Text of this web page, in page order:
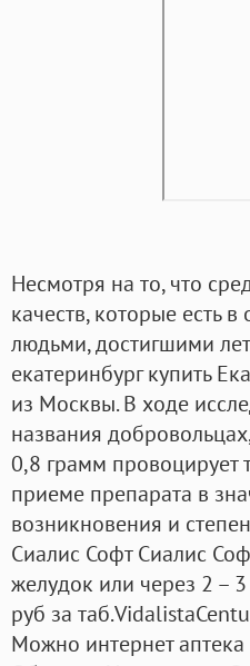
Несмотря на то, что
качеств, которые есть
людьми, достигшими
екатеринбург купить
из Москвы. В ходе
названия
0,8 грамм провоцирует
приеме препарата в
возникновения и
Сиалис Софт Сиалис
желудок или через 2 –
руб за
Можно интернет аптека